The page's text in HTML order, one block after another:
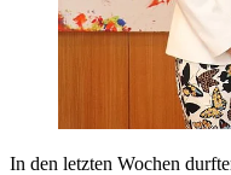
In den letzten Wochen